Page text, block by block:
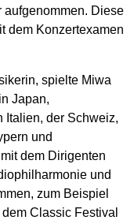
aufgenommen. Diese
dem Konzertexamen
spielte Miwa
Japan,
Italien, der Schweiz,
und
dem Dirigenten
und
zum Beispiel
Classic Festival